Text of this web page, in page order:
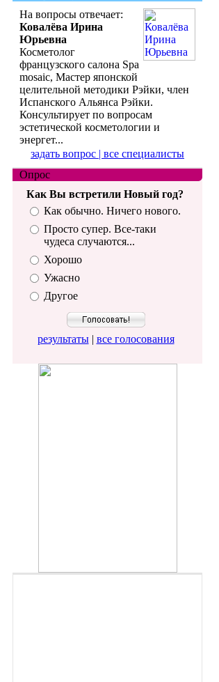
На вопросы отвечает:
Ковалёва Ирина
Юрьевна
Косметолог
французского салона Spa
mosaic, Мастер японской
целительной методики Рэйки, член
Испанского Альянса Рэйки.
Консультирует по вопросам
эстетической косметологии и
энергет...
задать вопрос | все специалисты
Опрос
Как Вы встретили Новый год?
Как обычно. Ничего нового.
Просто супер. Все-таки
чудеса случаются...
Хорошо
Ужасно
Другое
результаты| все голосования